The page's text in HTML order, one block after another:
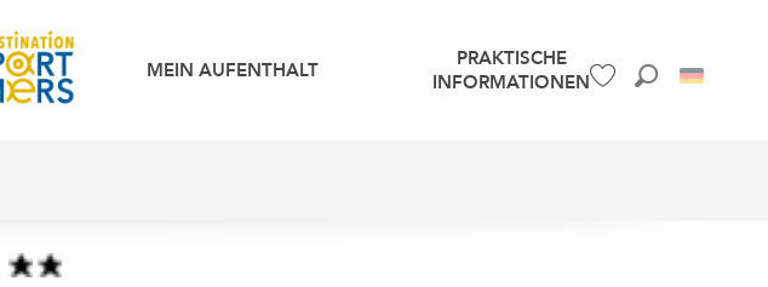
MEIN AUFENTHALT
PRAKTISCHE
INFORMATIONEN